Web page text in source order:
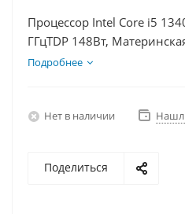
Процессор Intel Core i5
ГГцTDP 148Вт,
E, Видеокарта RTX 4070TiS
Подробнее
Нет в наличии
Поделиться